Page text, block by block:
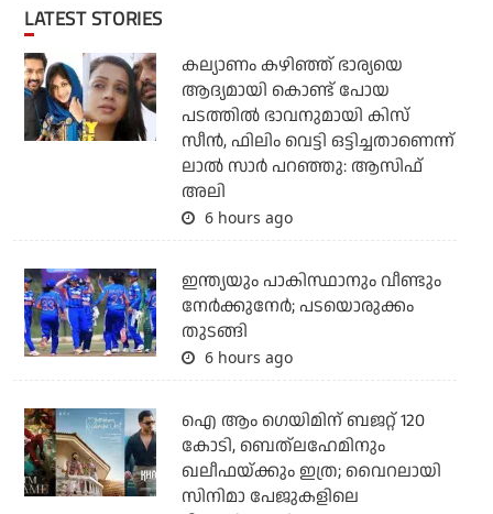
LATEST STORIES
കല്യാണം കഴിഞ്ഞ് ഭാര്യയെ
ആദ്യമായി കൊണ്ട് പോയ
പടത്തില്‍ ഭാവനുമായി കിസ്
സീന്‍, ഫിലിം വെട്ടി ഒട്ടിച്ചതാണെന്ന്
ലാല്‍ സാര്‍ പറഞ്ഞു: ആസിഫ്
അലി
6 hours ago
ഇന്ത്യയും പാകിസ്ഥാനും വീണ്ടും
നേര്‍ക്കുനേര്‍; പടയൊരുക്കം
തുടങ്ങി
6 hours ago
ഐ ആം ഗെയിമിന് ബജറ്റ് 120
കോടി, ബെത്‌ലഹേമിനും
ഖലീഫയ്ക്കും ഇത്ര; വൈറലായി
സിനിമാ പേജുകളിലെ